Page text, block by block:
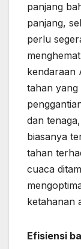
panjang
panjang,
perlu
kendaraan
tahan yang
dan
biasanya
tahan
cuaca
ketahanan
Efisiensi